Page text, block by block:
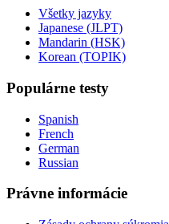
Všetky jazyky
Japanese (JLPT)
Mandarin (HSK)
Korean (TOPIK)
Populárne testy
Spanish
French
German
Russian
Právne informácie